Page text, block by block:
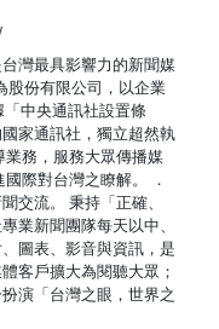
灣最具影響力的新聞媒
股份有限公司，以企業
中央通訊社設置條
家通訊社，獨立超然執
務，服務大眾傳播媒
際對台灣之瞭解。 ．
交流。 秉持「正確、
業新聞團隊每天以中、
圖表、影音與資訊，是
客戶擴大為閱聽大眾；
演「台灣之眼，世界之